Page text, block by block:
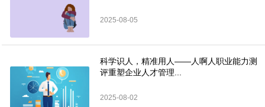
2025-08-05
科学识人，精准用人——人啊人职业能力测
评重塑企业人才管理...
2025-08-02